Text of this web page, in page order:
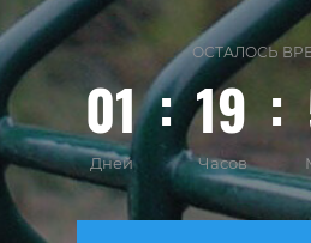
ОСТАЛОСЬ
01 19
Дней Часов